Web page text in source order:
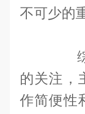
不可少的
综
的关注，
作简便性